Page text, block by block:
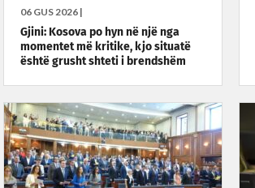
06 GUS 2026 |
Gjini: Kosova po hyn në një nga
momentet më kritike, kjo situatë
është grusht shteti i brendshëm